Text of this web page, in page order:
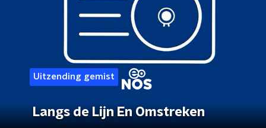
Uitzending gemist
Langs de Lijn En Omstreken